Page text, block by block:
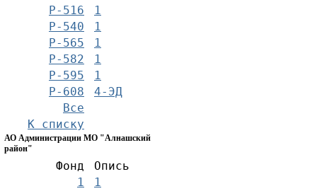
Р-516
1
Р-540
1
Р-565
1
Р-582
1
Р-595
1
Р-608
4-ЭД
Все
К списку
АО Администрации МО "Алнашский
район"
Фонд
Опись
1
1